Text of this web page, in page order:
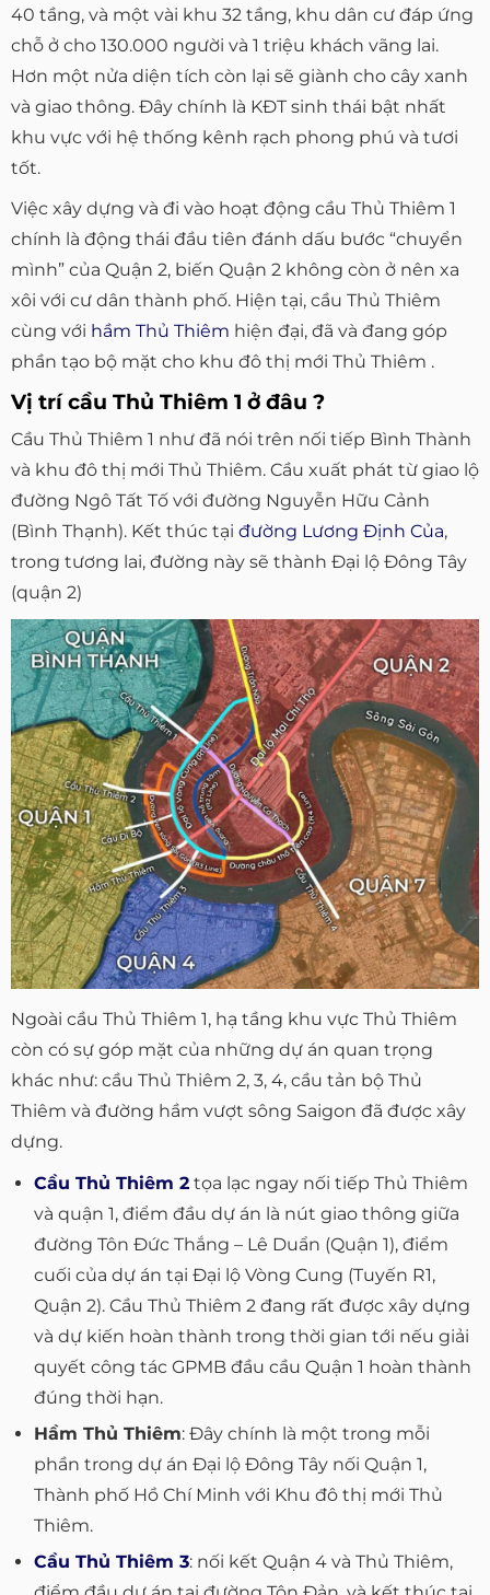
40 tầng, và một vài khu 32 tầng, khu dân cư đáp ứng
chỗ ở cho 130.000 người và 1 triệu khách vãng lai.
Hơn một nửa diện tích còn lại sẽ giành cho cây xanh
và giao thông. Đây chính là KĐT sinh thái bật nhất
khu vực với hệ thống kênh rạch phong phú và tươi
tốt.
Việc xây dựng và đi vào hoạt động cầu Thủ Thiêm 1
chính là động thái đầu tiên đánh dấu bước “chuyển
mình” của Quận 2, biến Quận 2 không còn ở nên xa
xôi với cư dân thành phố. Hiện tại, cầu Thủ Thiêm
cùng với hầm Thủ Thiêm hiện đại, đã và đang góp
phần tạo bộ mặt cho khu đô thị mới Thủ Thiêm .
Vị trí cầu Thủ Thiêm 1 ở đâu ?
Cầu Thủ Thiêm 1 như đã nói trên nối tiếp Bình Thành
và khu đô thị mới Thủ Thiêm. Cầu xuất phát từ giao lộ
đường Ngô Tất Tố với đường Nguyễn Hữu Cảnh
(Bình Thạnh). Kết thúc tại đường Lương Định Của,
trong tương lai, đường này sẽ thành Đại lộ Đông Tây
(quận 2)
Ngoài cầu Thủ Thiêm 1, hạ tầng khu vực Thủ Thiêm
còn có sự góp mặt của những dự án quan trọng
khác như: cầu Thủ Thiêm 2, 3, 4, cầu tản bộ Thủ
Thiêm và đường hầm vượt sông Saigon đã được xây
dựng.
Cầu Thủ Thiêm 2tọa lạc ngay nối tiếp Thủ Thiêm
và quận 1, điểm đầu dự án là nút giao thông giữa
đường Tôn Đức Thắng – Lê Duẩn (Quận 1), điểm
cuối của dự án tại Đại lộ Vòng Cung (Tuyến R1,
Quận 2). Cầu Thủ Thiêm 2 đang rất được xây dựng
và dự kiến hoàn thành trong thời gian tới nếu giải
quyết công tác GPMB đầu cầu Quận 1 hoàn thành
đúng thời hạn.
Hầm Thủ Thiêm: Đây chính là một trong mỗi
phần trong dự án Đại lộ Đông Tây nối Quận 1,
Thành phố Hồ Chí Minh với Khu đô thị mới Thủ
Thiêm.
Cầu Thủ Thiêm 3: nối kết Quận 4 và Thủ Thiêm,